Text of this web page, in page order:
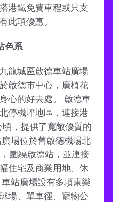
港鐵免費車程或只支
此項優惠。
色系
龍城區啟德車站廣場
啟德市中心，廣植花
心的好去處。 啟德車
停機坪地區，連接港
，提供了寬敞優質的
場位於舊啟德機場北
圍繞啟德站，並連接
住宅及商業用地、休
站廣場設有多項康樂
場、單車徑、寵物公